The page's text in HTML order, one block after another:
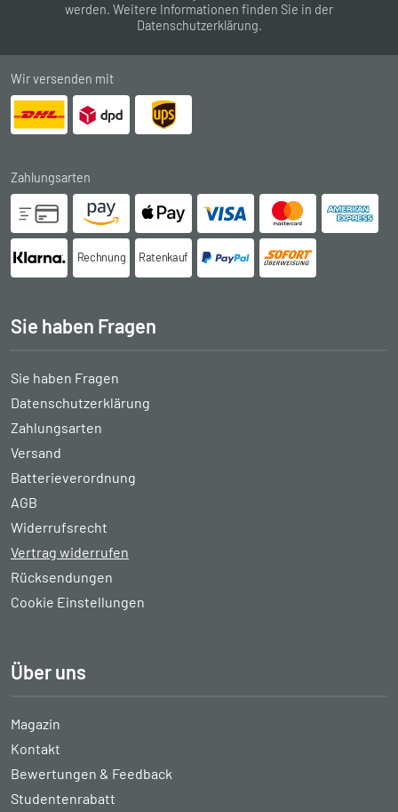
werden. Weitere Informationen finden Sie in der
Datenschutzerklärung.
Wir versenden mit
Zahlungsarten
Rechnung Ratenkauf
Sie haben Fragen
Sie haben Fragen
Datenschutzerklärung
Zahlungsarten
Versand
Batterieverordnung
AGB
Widerrufsrecht
Vertrag widerrufen
Rücksendungen
Cookie Einstellungen
Über uns
Magazin
Kontakt
Bewertungen & Feedback
Studentenrabatt